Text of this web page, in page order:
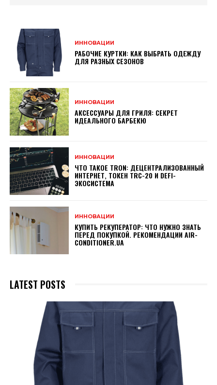
ИННОВАЦИИ
РАБОЧИЕ КУРТКИ: КАК ВЫБРАТЬ ОДЕЖДУ
ДЛЯ РАЗНЫХ СЕЗОНОВ
ИННОВАЦИИ
АКСЕССУАРЫ ДЛЯ ГРИЛЯ: СЕКРЕТ
ИДЕАЛЬНОГО БАРБЕКЮ
ИННОВАЦИИ
ЧТО ТАКОЕ TRON: ДЕЦЕНТРАЛИЗОВАННЫЙ
ИНТЕРНЕТ, ТОКЕН TRC-20 И DEFI-
ЭКОСИСТЕМА
ИННОВАЦИИ
КУПИТЬ РЕКУПЕРАТОР: ЧТО НУЖНО ЗНАТЬ
ПЕРЕД ПОКУПКОЙ. РЕКОМЕНДАЦИИ AIR-
CONDITIONER.UA
LATEST POSTS